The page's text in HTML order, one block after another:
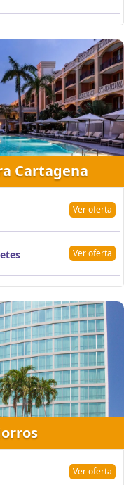
Cartagena
Ver oferta
Ver oferta
Ver oferta